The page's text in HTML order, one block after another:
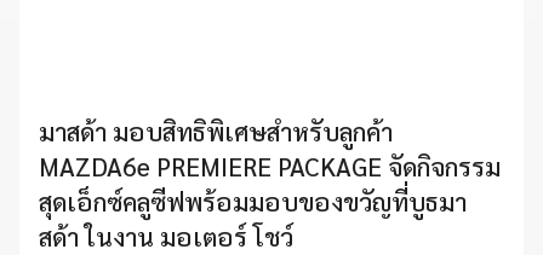
มาสด้า มอบสิทธิพิเศษสำหรับลูกค้า
MAZDA6e PREMIERE PACKAGE จัดกิจกรรม
สุดเอ็กซ์คลูซีฟพร้อมมอบของขวัญที่บูธมา
สด้า ในงาน มอเตอร์ โชว์